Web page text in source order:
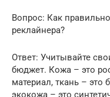
Вопрос: Как
реклайнера?
Ответ: Учитывайте
бюджет. Кожа – это
материал, ткань – это
экокожа – это